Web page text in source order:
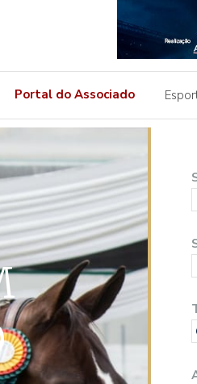
Portal do Associado